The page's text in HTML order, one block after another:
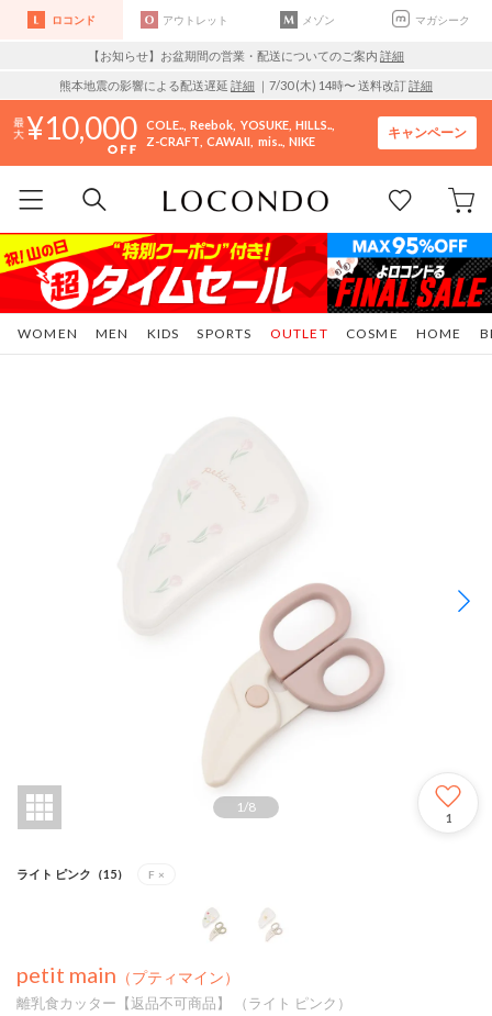
ロコンド アウトレット メゾン マガシーク
【お知らせ】お盆期間の営業・配送についてのご案内 詳細
熊本地震の影響による配送遅延 詳細 ｜7/30 (木) 14時〜 送料改訂詳細
10,000 COLE.. Reebok YOSUKE HILLS..
Z-CRAFT CAWAII mis.. NIKE
キャンペーン
WOMEN MEN KIDS SPORTS COSME HOME
OUTLET
1/8
1
ライト ピンク（15） F ×
petit main （プティマイン）
離乳食カッター【返品不可商品】 （ライト ピンク）